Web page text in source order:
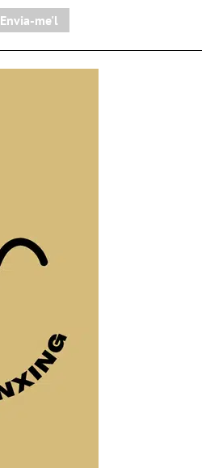
Envia-me'l